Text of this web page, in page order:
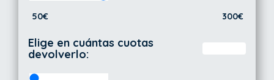
50€ 300€
Elige en cuántas cuotas
devolverlo: